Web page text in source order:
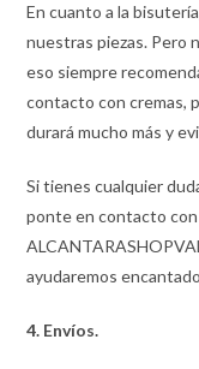
En cuanto a la
nuestras piezas. Pero
eso siempre
contacto con cremas,
durará mucho más y
Si tienes cualquier
ponte en contacto
ayudaremos
4. Envíos.